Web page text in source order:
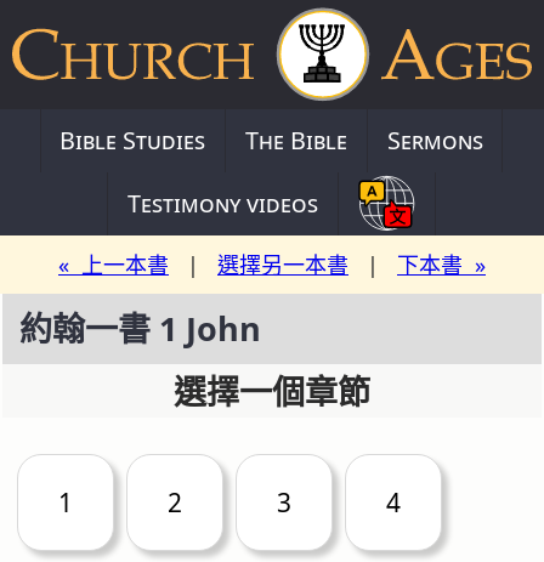
Bible Studies The Bible
Sermons
Testimony videos
« 上一本書 | 選擇另一本書 | 下本書 »
約翰一書 1 John
選擇一個章節
1 2 3 4